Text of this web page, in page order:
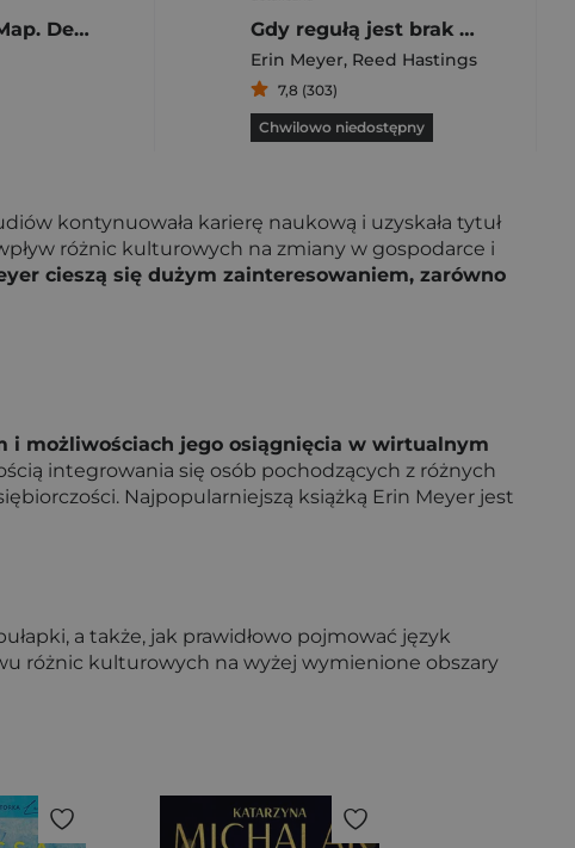
The Culture Map. Decoding How People Think, Lead, and Get Things Done Across Cultures wer. angielska Gdy regułą jest brak reguł. Netflix i filozofia przemiany
Erin Meyer, Reed Hastings
7,8 (303)
Chwilowo niedostępny
kontynuowała karierę naukową i uzyskała tytuł
różnic kulturowych na zmiany w gospodarce i
cieszą się dużym zainteresowaniem, zarówno
i możliwościach jego osiągnięcia w wirtualnym
integrowania się osób pochodzących z różnych
Najpopularniejszą książką Erin Meyer jest
a także, jak prawidłowo pojmować język
różnic kulturowych na wyżej wymienione obszary